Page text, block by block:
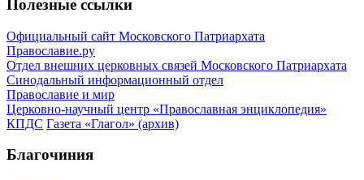
Полезные ссылки
Официальный сайт Московского Патриархата
Православие.ру
Отдел внешних церковных связей Московского Патриархата
Синодальный информационный отдел
Православие и мир
Церковно-научный центр «Православная энциклопедия»
КПДС Газета «Глагол» (архив)
Благочиния